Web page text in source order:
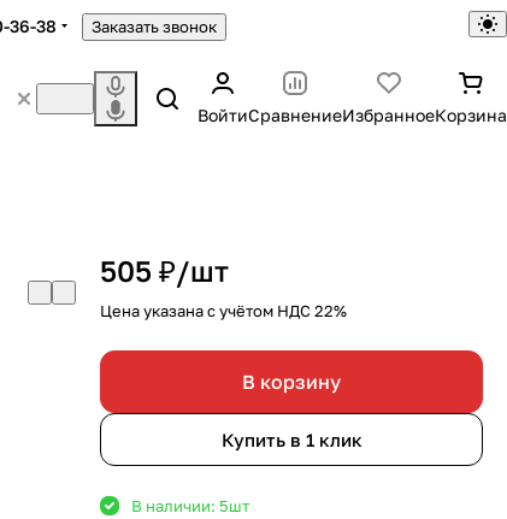
36-38 Заказать звонок
ВойтиСравнениеИзбранноеКорзина
505 ₽/шт
Цена указана с учётом НДС 22%
В корзину
Купить в 1 клик
В наличии: 5шт